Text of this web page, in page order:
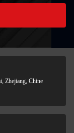
Zhejiang, Chine